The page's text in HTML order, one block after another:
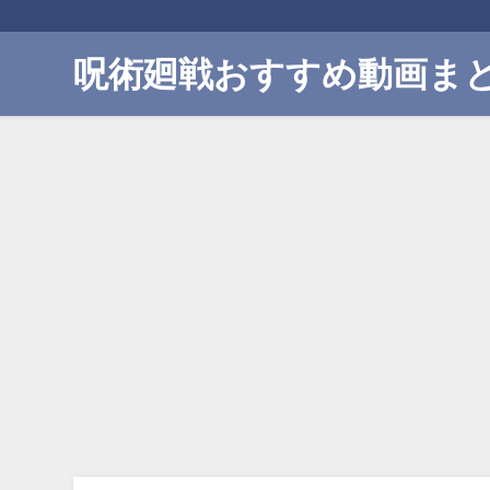
呪術廻戦おすすめ動画ま